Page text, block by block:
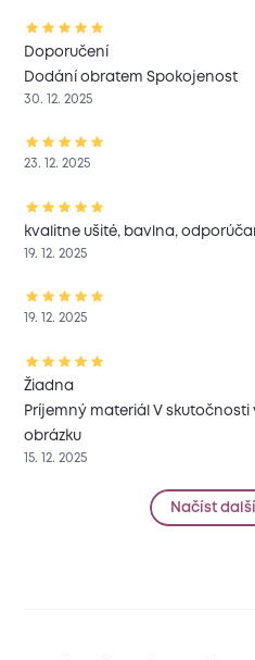
Doporučení
Dodání obratem Spokojenost
30. 12. 2025
23. 12. 2025
kvalitne ušité, bavlna,
19. 12. 2025
19. 12. 2025
Žiadna
Príjemný materiál V skutočnosti
obrázku
15. 12. 2025
Načíst